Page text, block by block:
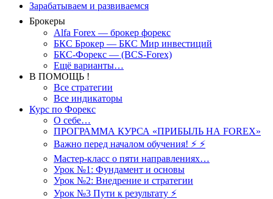
Зарабатываем и развиваемся
Брокеры
Alfa Forex — брокер форекс
БКС Брокер — БКС Мир инвестиций
БКС-Форекс — (BCS-Forex)
Ещё варианты…
В ПОМОЩЬ !
Все стратегии
Все индикаторы
Курс по Форекс
О себе…
ПРОГРАММА КУРСА «ПРИБЫЛЬ НА FOREX»
Важно перед началом обучения! ⚡ ⚡
Мастер-класс о пяти направлениях…
Урок №1: Фундамент и основы
Урок №2: Внедрение и стратегии
Урок №3 Пути к результату ⚡️